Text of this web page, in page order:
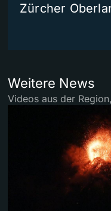
Zürcher
Weitere News
Videos aus der